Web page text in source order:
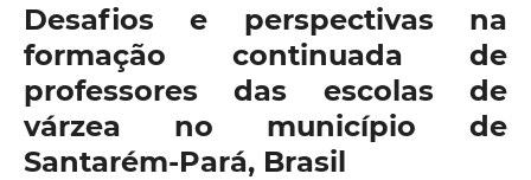
Desafios e perspectivas na
formação continuada de
professores das escolas de
várzea no município de
Santarém-Pará, Brasil